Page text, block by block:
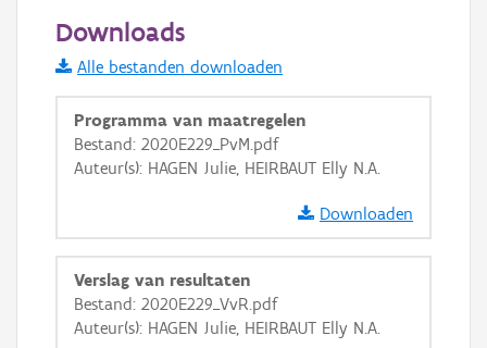
Informatie Vlaanderen
i
+ −
Basis Lagen
Downloads
Alle bestanden downloaden
Programma van maatregelen
Bestand: 2020E229_PvM.pdf
Auteur(s): HAGEN Julie, HEIRBAUT Elly N.A.
Downloaden
Verslag van resultaten
Bestand: 2020E229_VvR.pdf
Auteur(s): HAGEN Julie, HEIRBAUT Elly N.A.